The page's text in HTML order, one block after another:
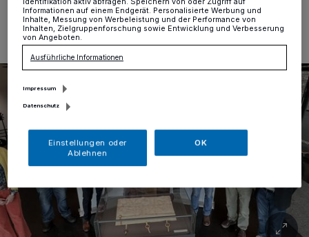
Identifikation aktiv abfragen. Speichern von oder Zugriff auf
Informationen auf einem Endgerät. Personalisierte Werbung und
Inhalte, Messung von Werbeleistung und der Performance von
Inhalten, Zielgruppenforschung sowie Entwicklung und Verbesserung
von Angeboten.
Ausführliche Informationen
Impressum
Datenschutz
Einstellungen oder
Ablehnen
OK